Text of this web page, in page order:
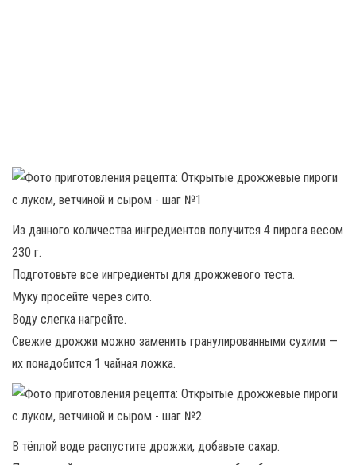
Из данного количества ингредиентов получится 4 пирога весом
230 г.
Подготовьте все ингредиенты для дрожжевого теста.
Муку просейте через сито.
Воду слегка нагрейте.
Свежие дрожжи можно заменить гранулированными сухими —
их понадобится 1 чайная ложка.
В тёплой воде распустите дрожжи, добавьте сахар.